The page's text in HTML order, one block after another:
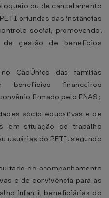
ou de cancelamento
oriundas das instâncias
social, promovendo,
de gestão de benefícios
CadÚnico das famílias
financeiros
firmado pelo FNAS;
sócio-educativas e de
em situação de trabalho
usuárias do PETI, segundo
do acompanhamento
e de convivência para as
infantil beneficiárias do